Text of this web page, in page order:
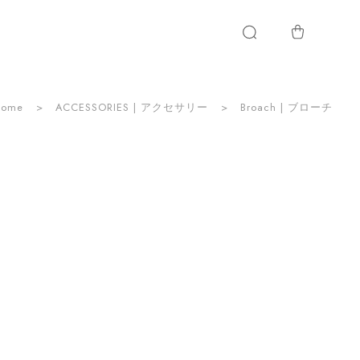
ACCESSORIES | アクセサリー Broach | ブローチ